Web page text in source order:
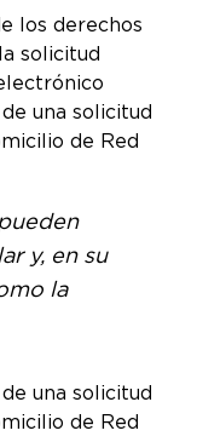
los derechos
solicitud
una solicitud
de Red
y, en su
la
una solicitud
de Red